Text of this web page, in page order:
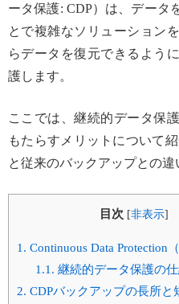
ータ保護: CDP）は、データ
とで複雑なソリューション
らデータを復元できるよう
護します。
ここでは、継続的データ保
もたらすメリットについて
と従来のバックアップとの違
目次 [非表示]
1. Continuous Data Protection
1.1. 継続的データ保護の
2. CDPバックアップの長所と